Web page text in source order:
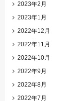
2023年2月
2023年1月
2022年12月
2022年11月
2022年10月
2022年9月
2022年8月
2022年7月